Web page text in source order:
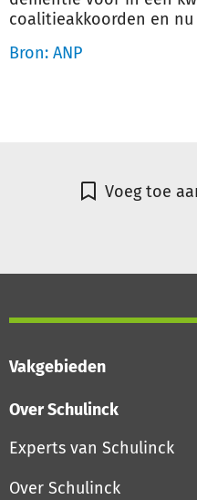
coalitieakkoorden en
Bron: ANP
Voeg toe
Vakgebieden
Over Schulinck
Experts van Schulinck
Over Schulinck